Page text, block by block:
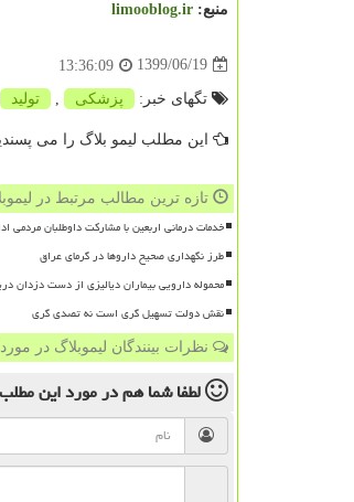
منبع: limooblog.ir
1399/06/19
13:36:09
تگهای خبر: پزشكی تولید
این مطلب لیمو بلاگ را می
تازه ترین مطالب مرتبط در
خدمات درمانی اربعین با مشارکت داوطلبان مردمی
طرز نگهداری صحیح داروها در گرمای عراق
محموله دارویی بیماران دیالیزی از دست دزدان
نقش دولت تسهیل گری است نه تصدی گری
نظرات بینندگان لیموبلاگ در
لطفا شما همدر مورد این مطلب